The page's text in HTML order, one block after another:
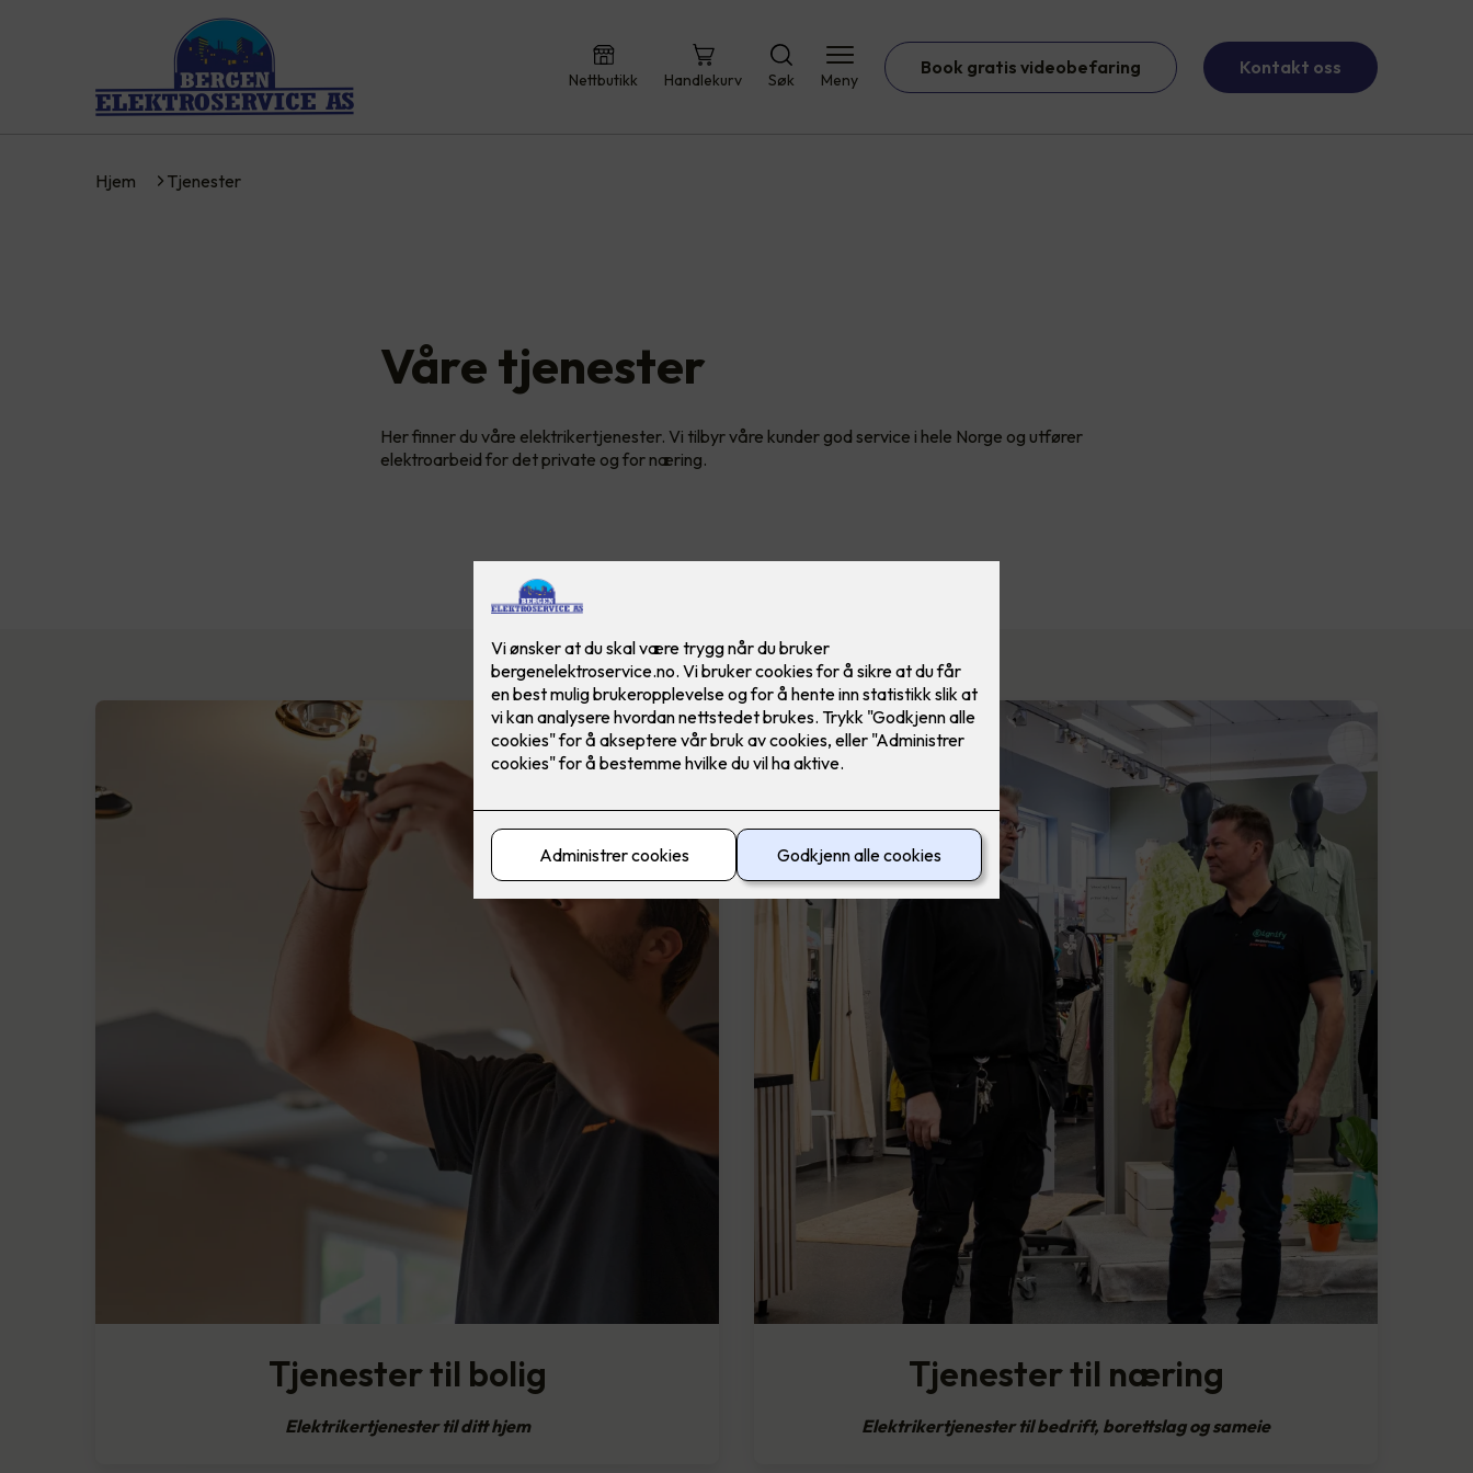
Nettbutikk Handlekurv Søk Meny
Book gratis videobefaring Kontakt oss
Hjem Tjenester
Våre tjenester
Her finner du våre elektrikertjenester. Vi tilbyr våre kunder god service i hele Norge og utfører
elektroarbeid for det private og for næring.
Tjenester til bolig
Elektrikertjenester til ditt hjem
Tjenester til næring
Elektrikertjenester til bedrift, borettslag og sameie